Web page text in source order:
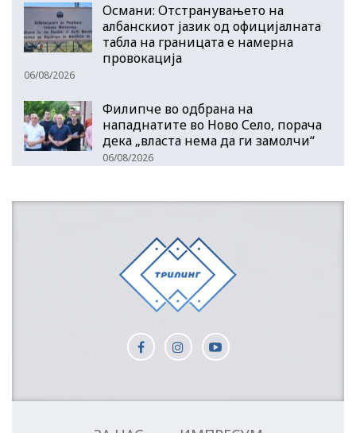
Османи: Отстранувањето на
албанскиот јазик од официјалната
табла на границата е намерна
провокација
06/08/2026
Филипче во одбрана на
нападнатите во Ново Село, порача
дека „власта нема да ги замолчи“
06/08/2026